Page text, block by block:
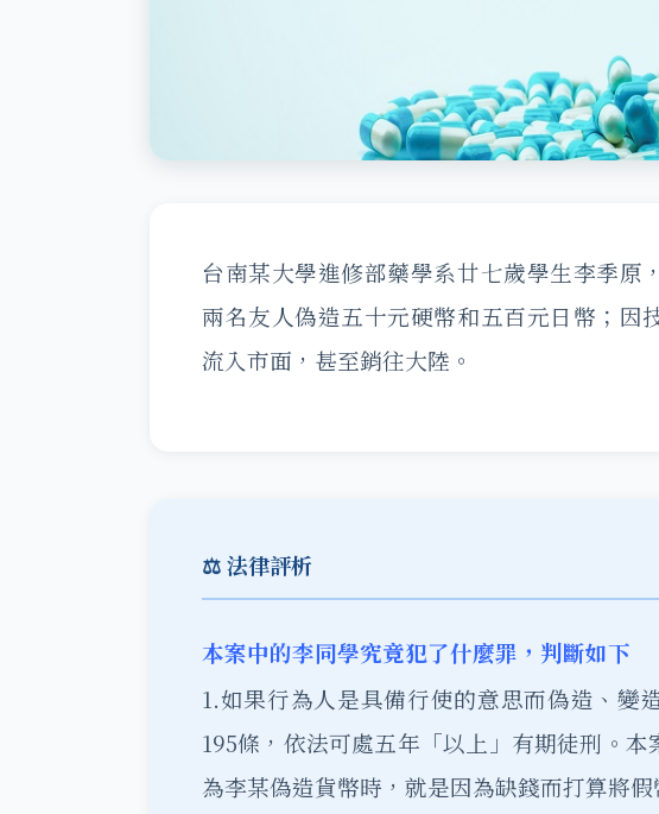
台南某大學進修部藥學系廿七歲學生李季原
兩名友人偽造五十元硬幣和五百元日幣；因
流入市面，甚至銷往大陸。
⚖️ 法律評析
本案中的李同學究竟犯了什麼罪，判斷如下
1.如果行為人是具備行使的意思而偽造、變
195條，依法可處五年「以上」有期徒刑。本
為李某偽造貨幣時，就是因為缺錢而打算將假